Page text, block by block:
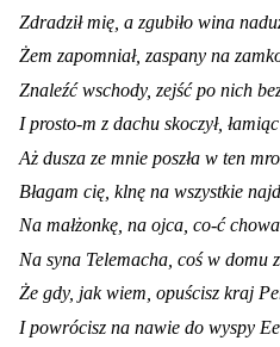
Zdradził mię, a zgubiło wina
Żem zapomniał, zaspany na
Znaleźć wschody, zejść po nich
I prosto-m z dachu skoczył,
Aż dusza ze mnie poszła w ten
Błagam cię, klnę na wszystkie
Na małżonkę, na ojca, co-ć
Na syna Telemacha, coś w domu
Że gdy, jak wiem, opuścisz kraj
I powrócisz na nawie do wyspy